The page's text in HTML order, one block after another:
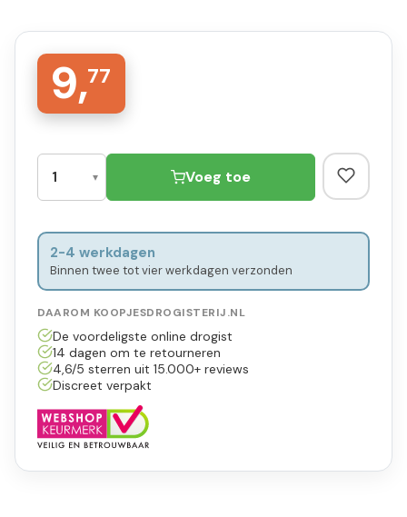
9,77
Voeg toe
2-4 werkdagen
Binnen twee tot vier werkdagen verzonden
DAAROM KOOPJESDROGISTERIJ.NL
De voordeligste online drogist
14 dagen om te retourneren
4,6/5 sterren uit 15.000+ reviews
Discreet verpakt